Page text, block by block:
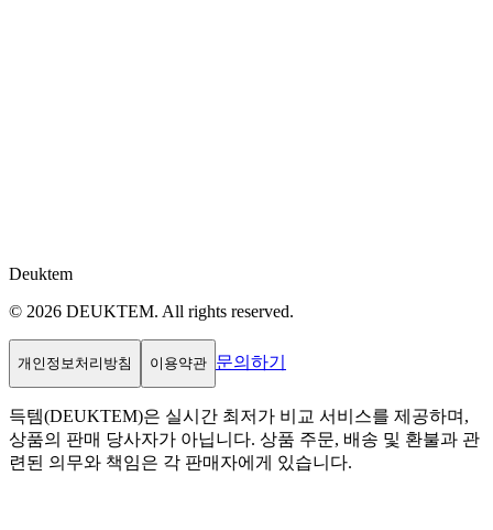
Deuktem
© 2026 DEUKTEM. All rights reserved.
개인정보처리방침 이용약관 문의하기
득템(DEUKTEM)은 실시간 최저가 비교 서비스를 제공하며,
상품의 판매 당사자가 아닙니다. 상품 주문, 배송 및 환불과 관
련된 의무와 책임은 각 판매자에게 있습니다.